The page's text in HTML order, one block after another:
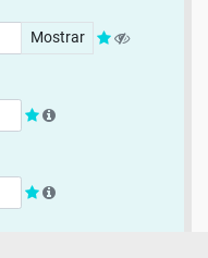
Mostrar